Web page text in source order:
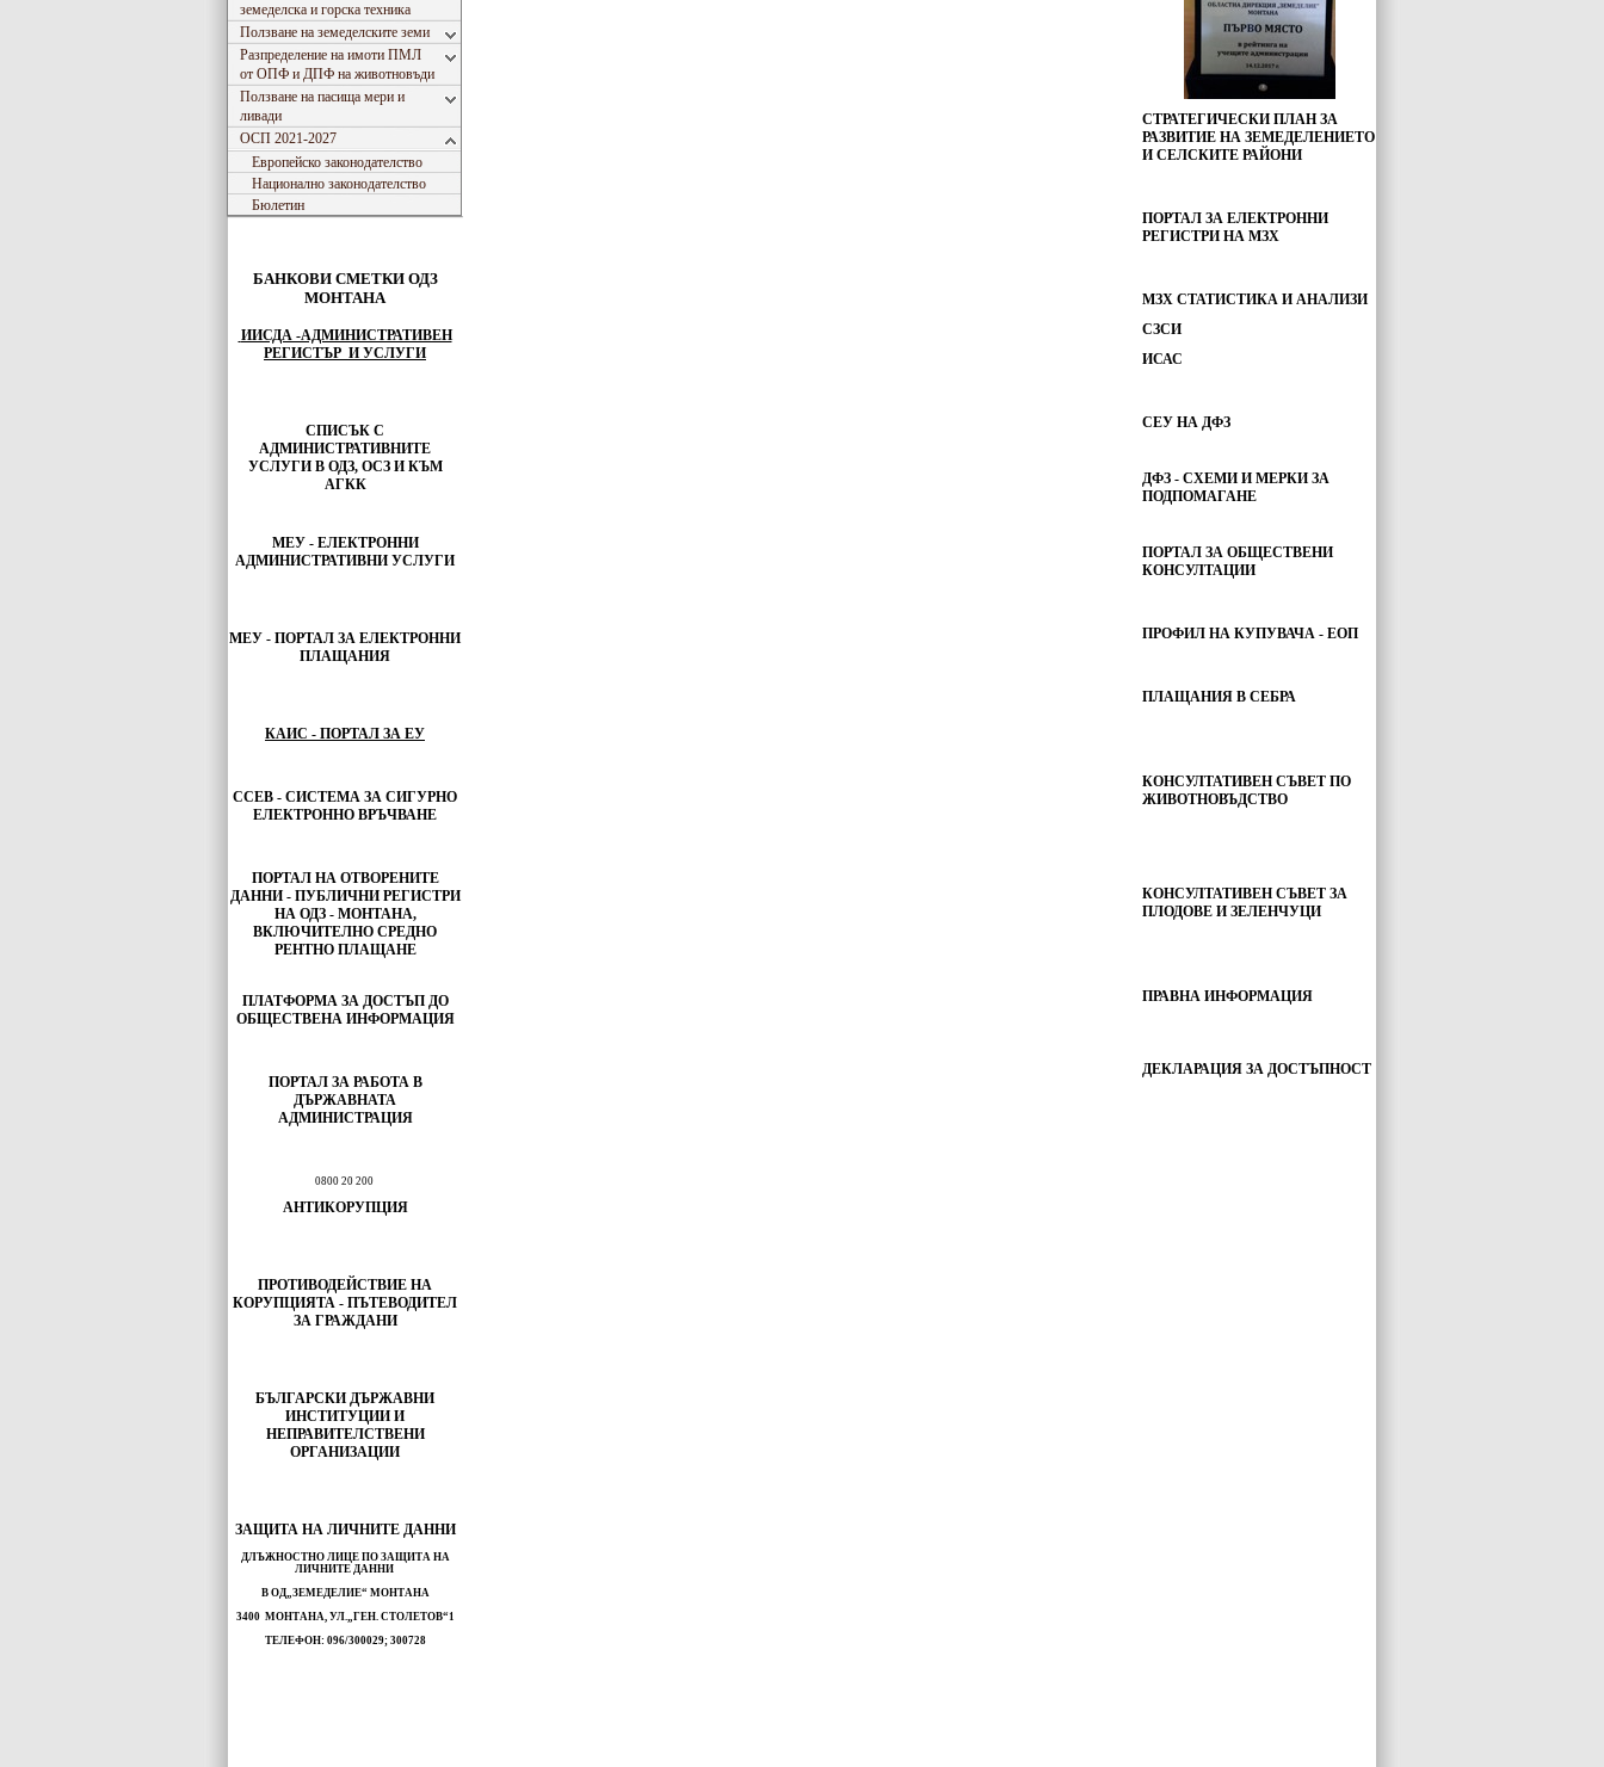
земеделска и горска техника
Ползване на земеделските земи
Разпределение на имоти ПМЛ
от ОПФ и ДПФ на животновъди
Ползване на пасища мери и
ливади
ОСП 2021-2027
Европейско законодателство
Национално законодателство
Бюлетин
БАНКОВИ СМЕТКИ ОДЗ
МОНТАНА
ИИСДА -АДМИНИСТРАТИВЕН
РЕГИСТЪР И УСЛУГИ
СПИСЪК С
АДМИНИСТРАТИВНИТЕ
УСЛУГИ В ОДЗ, ОСЗ И КЪМ
АГКК
МЕУ - ЕЛЕКТРОННИ
АДМИНИСТРАТИВНИ УСЛУГИ
МЕУ - ПОРТАЛ ЗА ЕЛЕКТРОННИ
ПЛАЩАНИЯ
КАИС - ПОРТАЛ ЗА ЕУ
ССЕВ - СИСТЕМА ЗА СИГУРНО
ЕЛЕКТРОННО ВРЪЧВАНЕ
ПОРТАЛ НА ОТВОРЕНИТЕ
ДАННИ - ПУБЛИЧНИ РЕГИСТРИ
НА ОДЗ - МОНТАНА,
ВКЛЮЧИТЕЛНО СРЕДНО
РЕНТНО ПЛАЩАНЕ
ПЛАТФОРМА ЗА ДОСТЪП ДО
ОБЩЕСТВЕНА ИНФОРМАЦИЯ
ПОРТАЛ ЗА РАБОТА В
ДЪРЖАВНАТА
АДМИНИСТРАЦИЯ
0800 20 200
АНТИКОРУПЦИЯ
ПРОТИВОДЕЙСТВИЕ НА
КОРУПЦИЯТА - ПЪТЕВОДИТЕЛ
ЗА ГРАЖДАНИ
БЪЛГАРСКИ ДЪРЖАВНИ
ИНСТИТУЦИИ И
НЕПРАВИТЕЛСТВЕНИ
ОРГАНИЗАЦИИ
ЗАЩИТА НА ЛИЧНИТЕ ДАННИ
ДЛЪЖНОСТНО ЛИЦЕ ПО ЗАЩИТА НА
ЛИЧНИТЕ ДАННИ
В ОД„ЗЕМЕДЕЛИЕ“ МОНТАНА
3400 МОНТАНА, УЛ.„ГЕН. СТОЛЕТОВ“1
ТЕЛЕФОН: 096/300029; 300728
СТРАТЕГИЧЕСКИ ПЛАН ЗА
РАЗВИТИЕ НА ЗЕМЕДЕЛЕНИЕТО
И СЕЛСКИТЕ РАЙОНИ
ПОРТАЛ ЗА ЕЛЕКТРОННИ
РЕГИСТРИ НА МЗХ
МЗХ СТАТИСТИКА И АНАЛИЗИ
СЗСИ
ИСАС
СЕУ НА ДФЗ
ДФЗ - СХЕМИ И МЕРКИ ЗА
ПОДПОМАГАНЕ
ПОРТАЛ ЗА ОБЩЕСТВЕНИ
КОНСУЛТАЦИИ
ПРОФИЛ НА КУПУВАЧА - ЕОП
ПЛАЩАНИЯ В СЕБРА
КОНСУЛТАТИВЕН СЪВЕТ ПО
ЖИВОТНОВЪДСТВО
КОНСУЛТАТИВЕН СЪВЕТ ЗА
ПЛОДОВЕ И ЗЕЛЕНЧУЦИ
ПРАВНА ИНФОРМАЦИЯ
ДЕКЛАРАЦИЯ ЗА ДОСТЪПНОСТ